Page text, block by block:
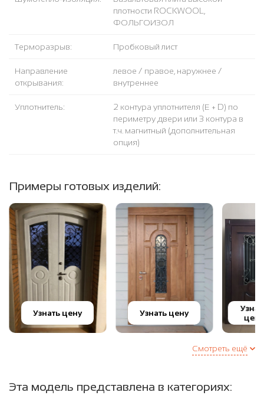
плотности ROCKWOOL,
ФОЛЬГОИЗОЛ
Терморазрыв: Пробковый лист
Направление
открывания:
левое / правое, наружнее /
внутреннее
Уплотнитель:
2 контура уплотнителя (Е + D) по
периметру двери или 3 контура в
т.ч. магнитный (дополнительная
опция)
Примеры готовых изделий:
Узнать цену Узнать цену
цену
Смотреть ещё
Эта модель представлена в категориях: